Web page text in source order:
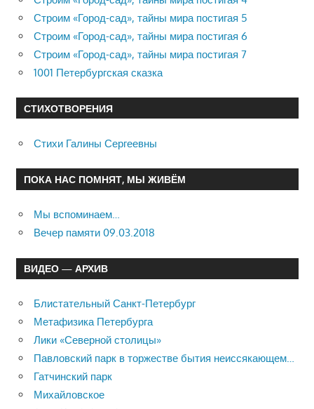
Строим «Город-сад», тайны мира постигая 5
Строим «Город-сад», тайны мира постигая 6
Строим «Город-сад», тайны мира постигая 7
1001 Петербургская сказка
СТИХОТВОРЕНИЯ
Стихи Галины Сергеевны
ПОКА НАС ПОМНЯТ, МЫ ЖИВЁМ
Мы вспоминаем…
Вечер памяти 09.03.2018
ВИДЕО — АРХИВ
Блистательный Санкт-Петербург
Метафизика Петербурга
Лики «Северной столицы»
Павловский парк в торжестве бытия неиссякающем…
Гатчинский парк
Михайловское